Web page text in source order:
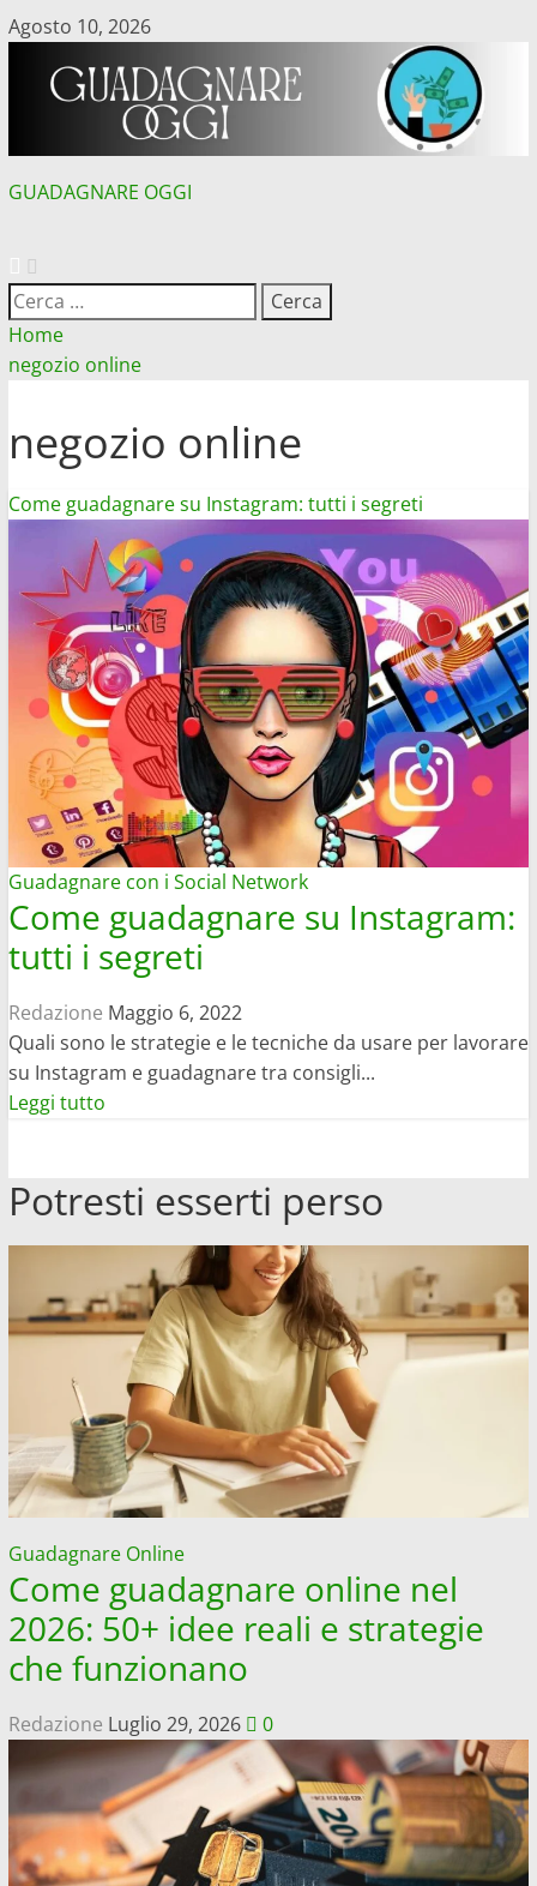
Vai
contenuto
Agosto 10, 2026
GUADAGNARE OGGI
Ricerca
per:
Home
negozio online
negozio online
Come guadagnare su Instagram: tutti i segreti
Guadagnare con i Social Network
Come guadagnare su Instagram:
tutti i segreti
Redazione Maggio 6, 2022
Quali sono le strategie e le tecniche da usare per lavorare
su Instagram e guadagnare tra consigli...
Leggi tuttoLeggi
su
Come
guadagnare
su
Instagram:
tutti
segreti
Potresti esserti perso
Guadagnare Online
Come guadagnare online nel
2026: 50+ idee reali e strategie
che funzionano
Redazione Luglio 29, 2026 0